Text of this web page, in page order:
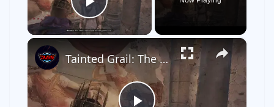
Play Video
×
Tainted Grail: The Fall of Avalon - Minher Rites: Talk To Neante About The Corrupted Temple Gameplay